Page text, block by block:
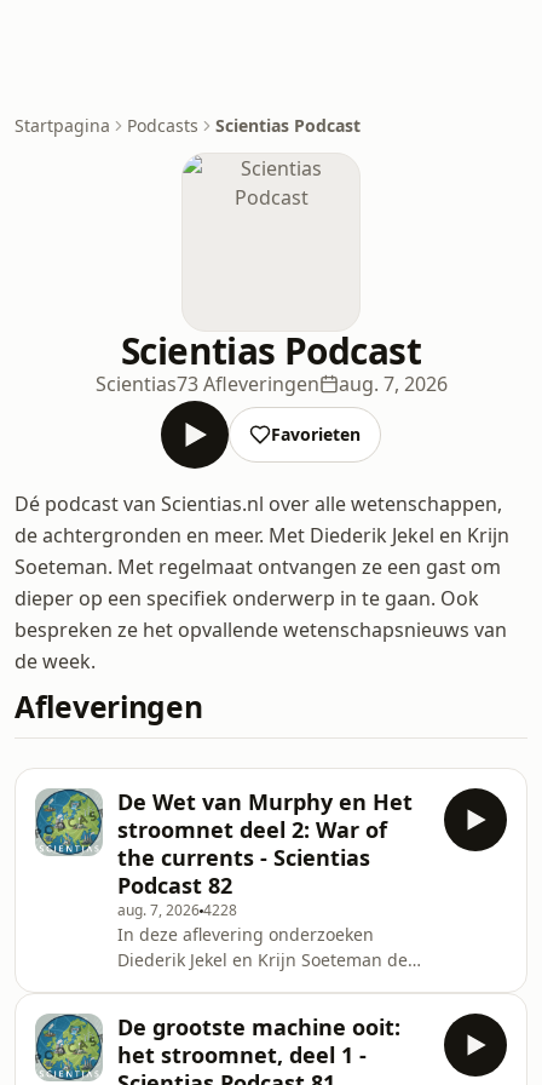
Startpagina Podcasts Scientias Podcast
Scientias Podcast
Scientias73 Afleveringen aug. 7, 2026
Favorieten
Dé podcast van Scientias.nl over alle wetenschappen,
de achtergronden en meer. Met Diederik Jekel en Krijn
Soeteman. Met regelmaat ontvangen ze een gast om
dieper op een specifiek onderwerp in te gaan. Ook
bespreken ze het opvallende wetenschapsnieuws van
de week.
Afleveringen
De Wet van Murphy en Het
stroomnet deel 2: War of
the currents - Scientias
Podcast 82
aug. 7, 20264228
In deze aflevering onderzoeken
Diederik Jekel en Krijn Soeteman de
veilige systemen. Via de spectaculaire
raketsleeproeven van John Stapp gaat
De grootste machine ooit:
het stroomnet, deel 1 -